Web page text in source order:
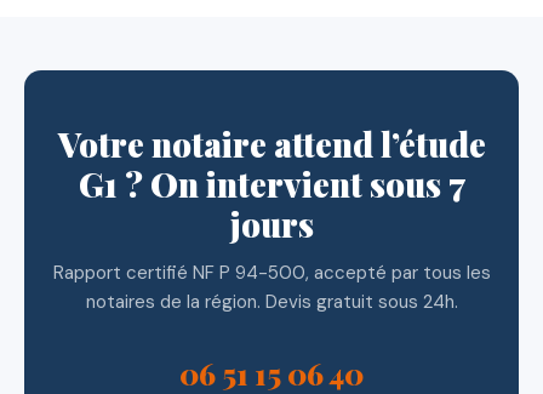
Votre notaire attend l’étude
G1 ? On intervient sous 7
jours
Rapport certifié NF P 94-500, accepté par tous les
notaires de la région. Devis gratuit sous 24h.
06 51 15 06 40